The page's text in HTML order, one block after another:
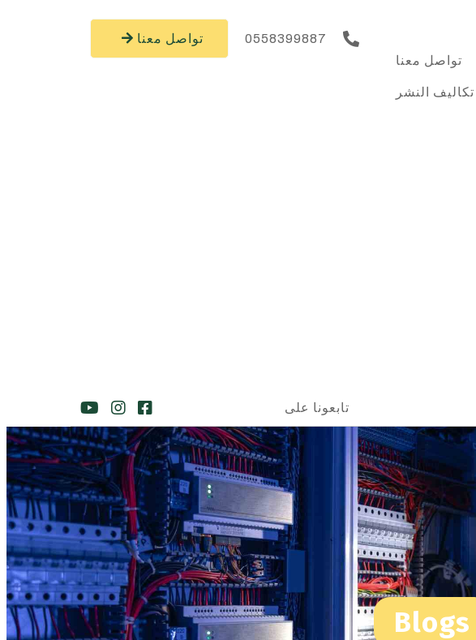
تواصل معنا
تكاليف النشر
0558399887 تواصل معنا
تابعونا على
Blogs